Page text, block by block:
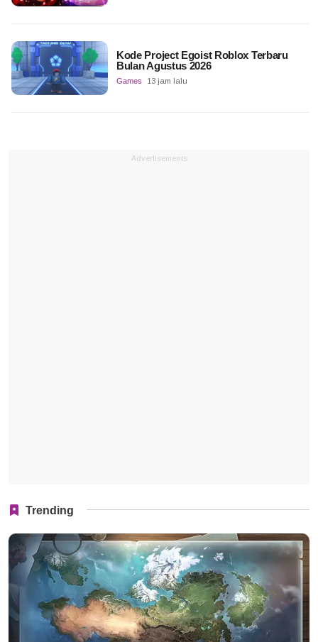
Kode Project Egoist Roblox Terbaru
Bulan Agustus 2026
Games 13 jam lalu
Advertisements
Trending